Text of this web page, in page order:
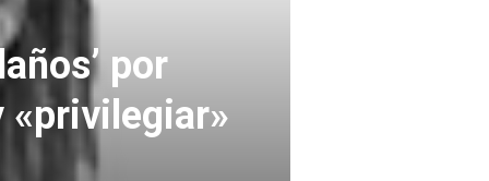
por
«privilegiar»